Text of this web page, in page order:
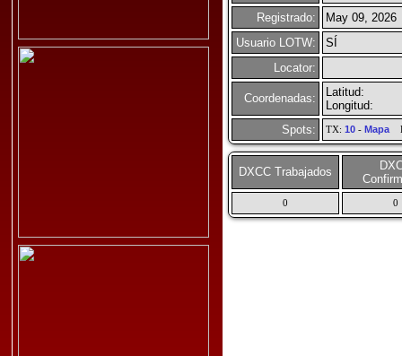
Registrado:
May 09, 2026
Usuario LOTW:
SÍ
Locator:
Coordenadas:
Latitud:
Longitud:
Spots:
TX: 10- Mapa
DXCC Trabajados
0 0